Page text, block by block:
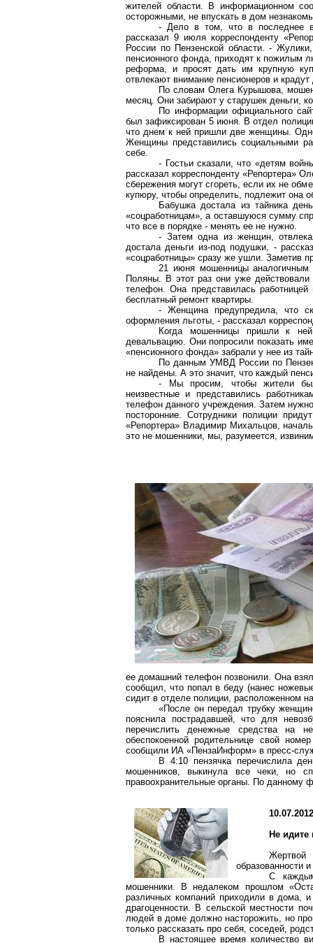
жителей области. В информационном
осторожными, не впускать в дом
- Дело в том, что в последнее
рассказал 9 июля корреспонденту
России по Пензенской области. -
пенсионного фонда, приходят к пожилым
реформа, и просят дать им крупную
отвлекают внимание пенсионеров и крадут
По словам Олега Курышова,
месяц. Они забирают у старушек деньги,
По информации официального
был зафиксирован 5 июня. В отдел
что днем к ней пришли две женщины.
Женщины представились социальными
себе.
- Гостьи сказали, что «детям
рассказал корреспонденту «Репортера»
сбережения могут сгореть, если их не
купюру, чтобы определить, подлежит она
Бабушка достала из тайника
«соцработницам», а оставшуюся сумму
что все в порядке - менять ее не нужно.
- Затем одна из женщин,
достала деньги из-под подушки, -
«соцработницы» сразу же ушли. Заметив
21 июня мошенницы аналогичным
Поляны. В этот раз они уже
телефон. Она представилась
бесплатный ремонт квартиры.
- Женщина предупредила, что
оформления льготы, - рассказал
Когда мошенницы пришли к
девальвацию. Они попросили показать
«пенсионного фонда» забрали у нее из
По данным УМВД России по
не найдены. А это значит, что каждый
- Мы просим, чтобы жители
неизвестные и представились
телефон данного учреждения. Затем
посторонние. Сотрудники полиции
«Репортера» Владимир Михальцов,
это не мошенники, мы, разумеется,
ее домашний телефон позвонили. Она
сообщил, что попал в беду (нанес
сидит в отделе полиции, расположенном
«После он передал трубку
пояснила пострадавшей, что для
перечислить денежные средства на
обеспокоенной родительнице свой
сообщили ИА «ПензаИнформ» в пресс-
В 4:10 пензячка перечислила
мошенников, выкинула все чеки, но
правоохранительные органы. По данному
Не
Жертвой
образованности
С
мошенники. В недалеком прошлом
различных компаний приходили в дома,
драгоценности. В сельской местности
людей в доме должно насторожить, но
только рассказать про себя, соседей,
В настоящее время количество